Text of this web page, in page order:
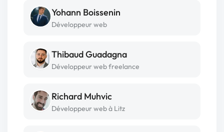
Yohann Boissenin
Développeur web
Thibaud Guadagna
Développeur web freelance
Richard Muhvic
Développeur web à Litz